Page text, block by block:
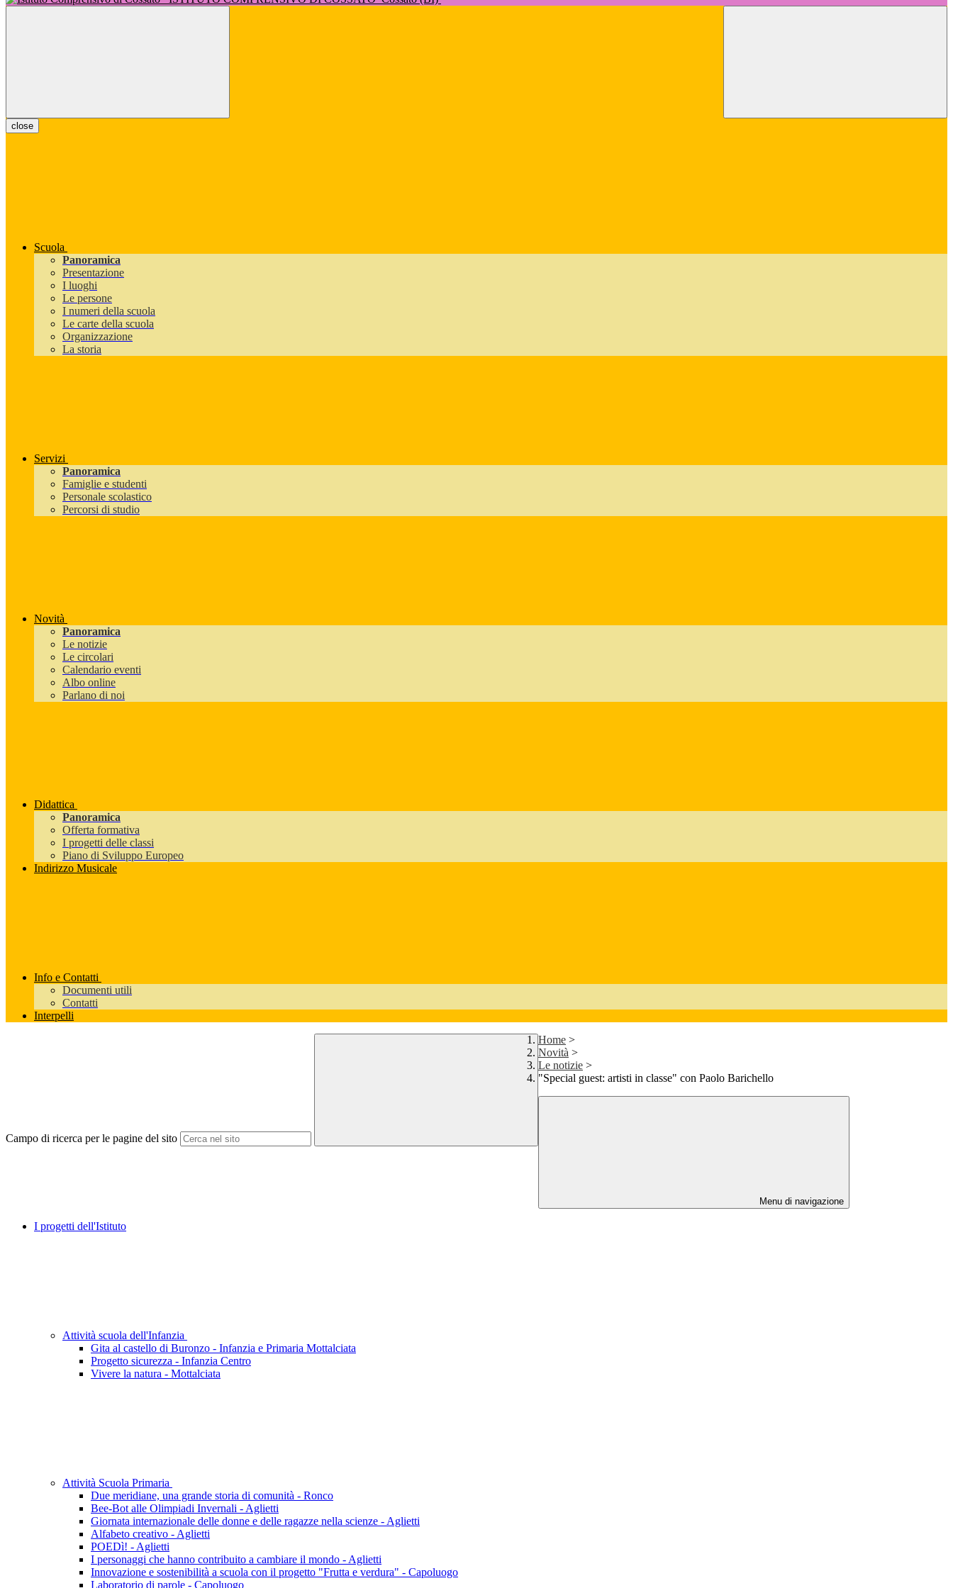
close
Scuola
Panoramica
Presentazione
I luoghi
Le persone
I numeri della scuola
Le carte della scuola
Organizzazione
La storia
Servizi
Panoramica
Famiglie e studenti
Personale scolastico
Percorsi di studio
Novità
Panoramica
Le notizie
Le circolari
Calendario eventi
Albo online
Parlano di noi
Didattica
Panoramica
Offerta formativa
I progetti delle classi
Piano di Sviluppo Europeo
Indirizzo Musicale
Info e Contatti
Documenti utili
Contatti
Interpelli
Campo di ricerca per le pagine del sito
Home >
Novità >
Le notizie >
"Special guest: artisti in classe" con Paolo Barichello
Menu di navigazione
I progetti dell'Istituto
Attività scuola dell'Infanzia
Gita al castello di Buronzo - Infanzia e Primaria Mottalciata
Progetto sicurezza - Infanzia Centro
Vivere la natura - Mottalciata
Attività Scuola Primaria
Due meridiane, una grande storia di comunità - Ronco
Bee-Bot alle Olimpiadi Invernali - Aglietti
Giornata internazionale delle donne e delle ragazze nella scienze - Aglietti
Alfabeto creativo - Aglietti
POEDì! - Aglietti
I personaggi che hanno contribuito a cambiare il mondo - Aglietti
Innovazione e sostenibilità a scuola con il progetto "Frutta e verdura" - Capoluogo
Laboratorio di parole - Capoluogo